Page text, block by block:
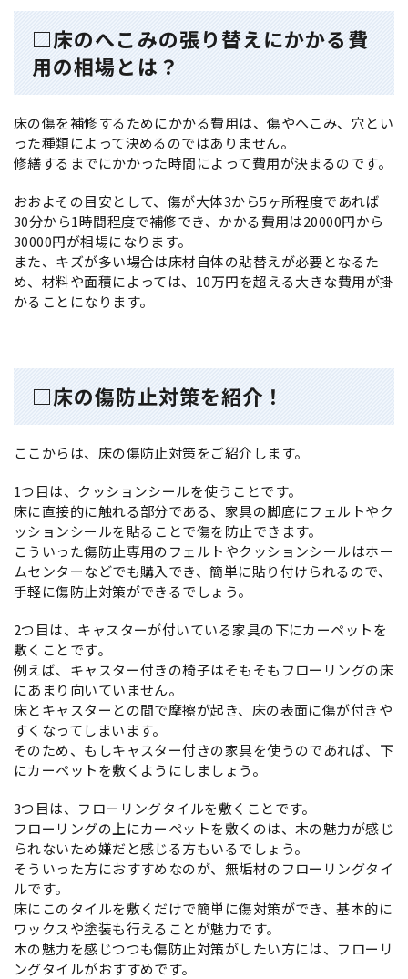
□床のへこみの張り替えにかかる費
用の相場とは？
床の傷を補修するためにかかる費用は、傷やへこみ、穴とい
った種類によって決めるのではありません。
修繕するまでにかかった時間によって費用が決まるのです。
おおよその目安として、傷が大体3から5ヶ所程度であれば
30分から1時間程度で補修でき、かかる費用は20000円から
30000円が相場になります。
また、キズが多い場合は床材自体の貼替えが必要となるた
め、材料や面積によっては、10万円を超える大きな費用が掛
かることになります。
□床の傷防止対策を紹介！
ここからは、床の傷防止対策をご紹介します。
1つ目は、クッションシールを使うことです。
床に直接的に触れる部分である、家具の脚底にフェルトやク
ッションシールを貼ることで傷を防止できます。
こういった傷防止専用のフェルトやクッションシールはホー
ムセンターなどでも購入でき、簡単に貼り付けられるので、
手軽に傷防止対策ができるでしょう。
2つ目は、キャスターが付いている家具の下にカーペットを
敷くことです。
例えば、キャスター付きの椅子はそもそもフローリングの床
にあまり向いていません。
床とキャスターとの間で摩擦が起き、床の表面に傷が付きや
すくなってしまいます。
そのため、もしキャスター付きの家具を使うのであれば、下
にカーペットを敷くようにしましょう。
3つ目は、フローリングタイルを敷くことです。
フローリングの上にカーペットを敷くのは、木の魅力が感じ
られないため嫌だと感じる方もいるでしょう。
そういった方におすすめなのが、無垢材のフローリングタイ
ルです。
床にこのタイルを敷くだけで簡単に傷対策ができ、基本的に
ワックスや塗装も行えることが魅力です。
木の魅力を感じつつも傷防止対策がしたい方には、フローリ
ングタイルがおすすめです。